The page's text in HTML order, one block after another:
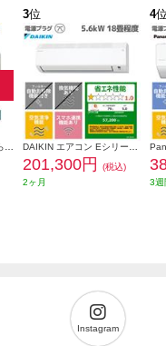
3位
201,300円
(税込)
2ヶ月
4
3週
Instagram